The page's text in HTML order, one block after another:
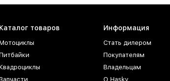
Каталог товаров
Запчасти
Информация
Стать дилером
Покупателям
Владельцам
О Hasky